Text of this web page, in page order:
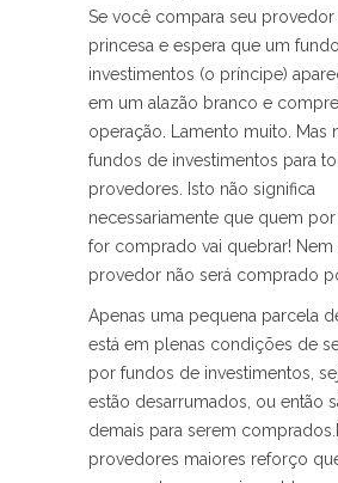
Se você compara seu provedor
princesa e espera que um
investimentos (o príncipe)
em um alazão branco e
operação. Lamento muito. Mas
fundos de investimentos para
provedores. Isto não significa
necessariamente que quem por
for comprado vai quebrar! Nem
provedor não será comprado
Apenas uma pequena parcela
está em plenas condições de
por fundos de investimentos,
estão desarrumados, ou então
demais para serem
provedores maiores reforço